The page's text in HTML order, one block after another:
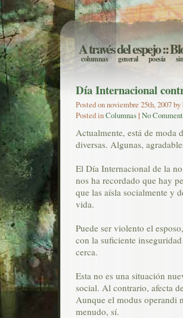
A través del espejo::
columnas general poesía
Día Internacional
Posted on noviembre 25th, 2007
Posted inColumnas| No
Actualmente, está de moda
diversas. Algunas,
El Día Internacional de la
nos ha recordado que hay
que las aísla socialmente y
vida.
Puede ser violento el
con la suficiente
cerca.
Esta no es una situación
social. Al contrario, afecta
Aunque el modus operandi
menudo, sí.